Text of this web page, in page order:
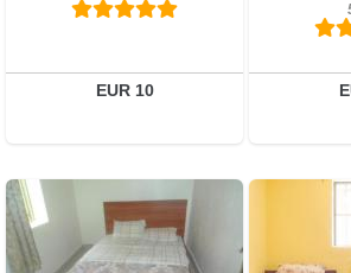
EUR 10
Réserver